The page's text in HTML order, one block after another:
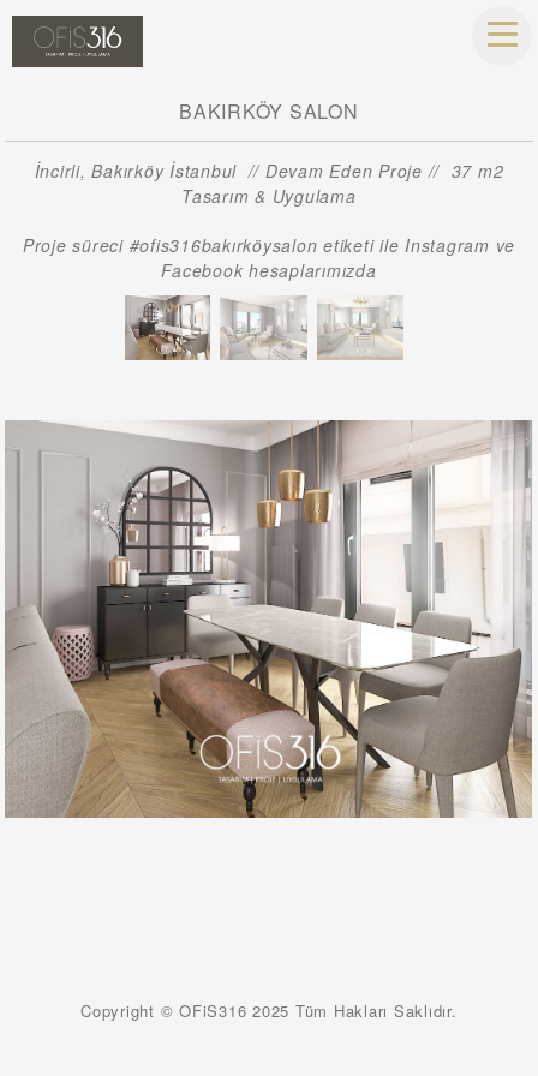
BAKIRKÖY SALON
İncirli, Bakırköy İstanbul // Devam Eden Proje // 37 m2
Tasarım & Uygulama
Proje süreci #ofis316bakırköysalon etiketi ile Instagram ve
Facebook hesaplarımızda
Copyright © OFiS316 2025 Tüm Hakları Saklıdır.